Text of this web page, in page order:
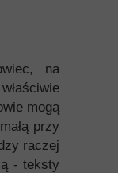
na
mogą
przy
raczej
- teksty